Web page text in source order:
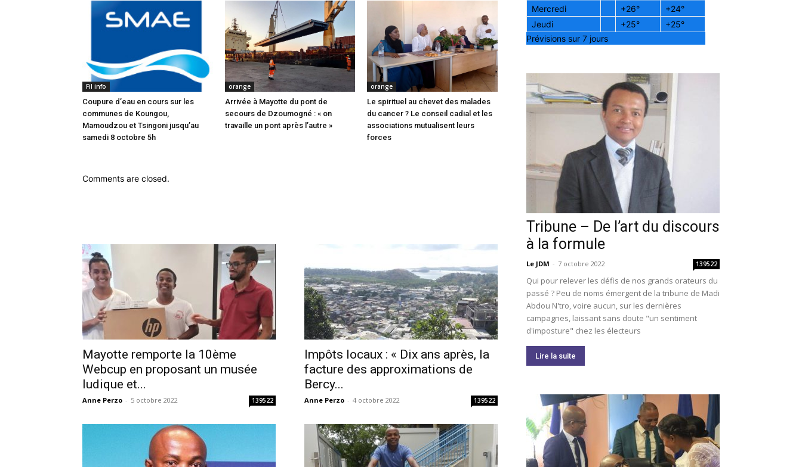
Fil info
Coupure d’eau en cours sur les
communes de Koungou,
Mamoudzou et Tsingoni jusqu’au
samedi 8 octobre 5h
orange
Arrivée à Mayotte du pont de
secours de Dzoumogné : « on
travaille un pont après l’autre »
orange
Le spirituel au chevet des malades
du cancer ? Le conseil cadial et les
associations mutualisent leurs
forces
Comments are closed.
Mayotte remporte la 10ème
Webcup en proposant un musée
ludique et...
Anne Perzo - 5 octobre 2022 139522
Impôts locaux : « Dix ans après, la
facture des approximations de
Bercy...
Anne Perzo - 4 octobre 2022 139522
Mercredi
+26° +24°
Jeudi
+25° +25°
Prévisions sur 7 jours
Tribune – De l’art du discours
à la formule
Le JDM - 7 octobre 2022 139522
Qui pour relever les défis de nos grands orateurs du
passé ? Peu de noms émergent de la tribune de Madi
Abdou N'tro, voire aucun, sur les dernières
campagnes, laissant sans doute "un sentiment
d'imposture" chez les électeurs
Lire la suite